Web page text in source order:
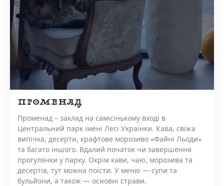
ПРОМЕНАД
Променад – заклад на самісінькому вході в
Центральний парк імені Лесі Українки. Кава, свіжа
випічка, десерти, крафтове морозиво «Файні Льоди»
та багато іншого. Вдалий початок чи завершення
прогулянки у парку. Окрім кави, чаю, морозива та
десертів, тут можна поїсти. У меню — супи та
бульйони, а також — основні страви.